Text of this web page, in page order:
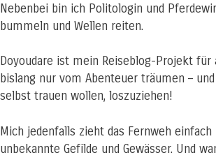
Nebenbei bin ich Politologin und
bummeln und Wellen reiten.
Doyoudare ist mein Reiseblog-Projekt für
bislang nur vom Abenteuer träumen –
selbst trauen wollen, loszuziehen!
Mich jedenfalls zieht das Fernweh
unbekannte Gefilde und Gewässer. Und